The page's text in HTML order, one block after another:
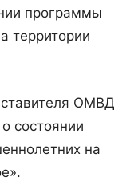
программы
территории
ОМВД
состоянии
на